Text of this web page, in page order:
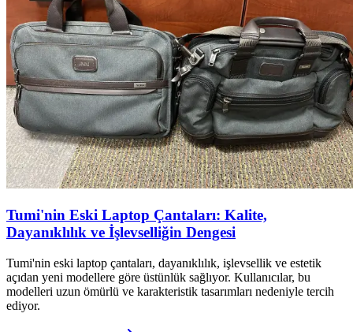
Tumi'nin Eski Laptop Çantaları: Kalite,
Dayanıklılık ve İşlevselliğin Dengesi
Tumi'nin eski laptop çantaları, dayanıklılık, işlevsellik ve estetik
açıdan yeni modellere göre üstünlük sağlıyor. Kullanıcılar, bu
modelleri uzun ömürlü ve karakteristik tasarımları nedeniyle tercih
ediyor.